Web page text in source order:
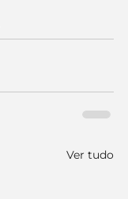
Ver tudo